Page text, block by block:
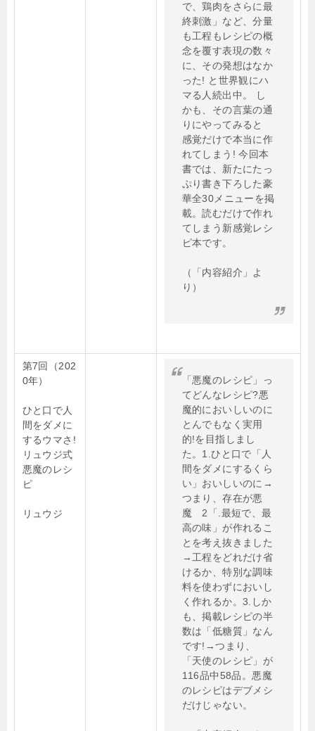
で、鶏肉をさらに最
終刺激」など、分量
も工程もレシピの概
念を覆す表現の数々
に、その発想はなか
った! と世界観にハ
マる人続出中。 し
かも、その言葉の通
りにやってみると
感覚だけで本当に作
れてしまう! 今回本
書では、新たにたっ
ぷり書き下ろした豪
華全30メニューを掲
載。読むだけで作れ
てしまう新感覚レシ
ピ本です。
（「内容紹介」よ
り）
第7回（202
0年）
ひと口で人
間をダメに
するウマさ!
リュウジ式
悪魔のレシ
ピ
リュウジ
「悪魔のレシピ」っ
てどんなレシピ?悪
魔的においしいのに
とんでもなく実用
的!を目指しまし
た。1.ひと口で「人
間をダメにするくら
い」おいしいのに→
つまり、存在が悪
魔 2「.最短で、最
高の味」が作れるこ
とを考え抜きました
→工程をどれだけ省
けるか、特別な調味
料を使わずにおいし
く作れるか。3.しか
も、掲載レシピの半
数は「低糖質」なん
です!→つまり、
「天使のレシピ」が
116品中58品。悪魔
のレシピはデブメシ
だけじゃない。